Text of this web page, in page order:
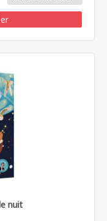
nuit